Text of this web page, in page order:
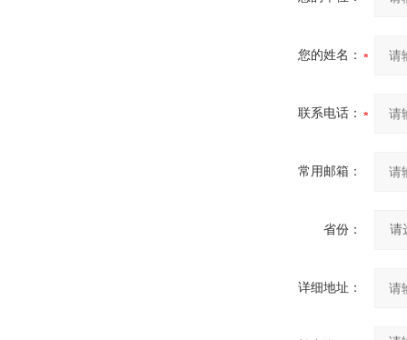
您的姓名：
联系电话：
常用邮箱：
省份：
详细地址：